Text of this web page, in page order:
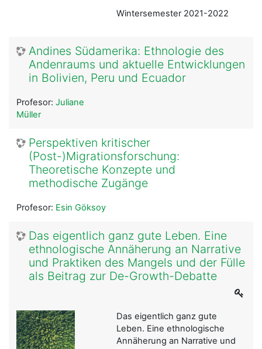
Wintersemester 2021-2022
Andines Südamerika: Ethnologie des
Andenraums und aktuelle Entwicklungen
in Bolivien, Peru und Ecuador
Profesor: Juliane
Müller
Perspektiven kritischer
(Post-)Migrationsforschung:
Theoretische Konzepte und
methodische Zugänge
Profesor: Esin Göksoy
Das eigentlich ganz gute Leben. Eine
ethnologische Annäherung an Narrative
und Praktiken des Mangels und der Fülle
als Beitrag zur De-Growth-Debatte
Das eigentlich ganz gute
Leben. Eine ethnologische
Annäherung an Narrative und